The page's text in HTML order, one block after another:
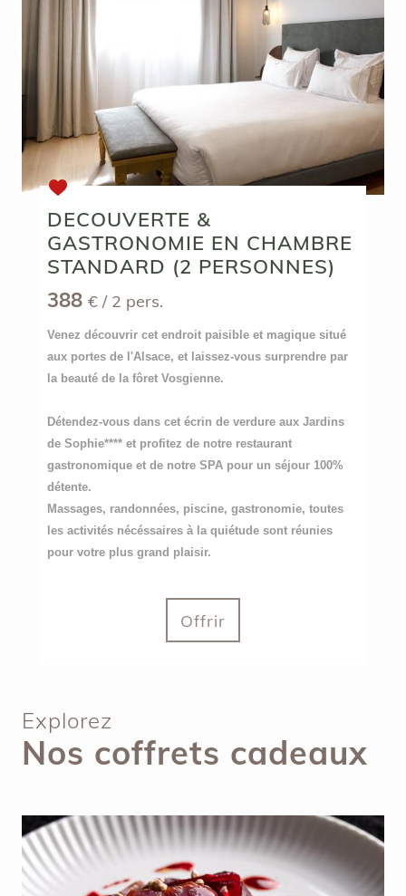
DECOUVERTE &
GASTRONOMIE EN CHAMBRE
STANDARD (2 PERSONNES)
388 € / 2 pers.
Venez découvrir cet endroit paisible et magique situé
aux portes de l'Alsace, et laissez-vous surprendre par
la beauté de la fôret Vosgienne.
Détendez-vous dans cet écrin de verdure aux Jardins
de Sophie**** et profitez de notre restaurant
gastronomique et de notre SPA pour un séjour 100%
détente.
Massages, randonnées, piscine, gastronomie, toutes
les activités nécéssaires à la quiétude sont réunies
pour votre plus grand plaisir.
Offrir
Explorez
Nos coffrets cadeaux